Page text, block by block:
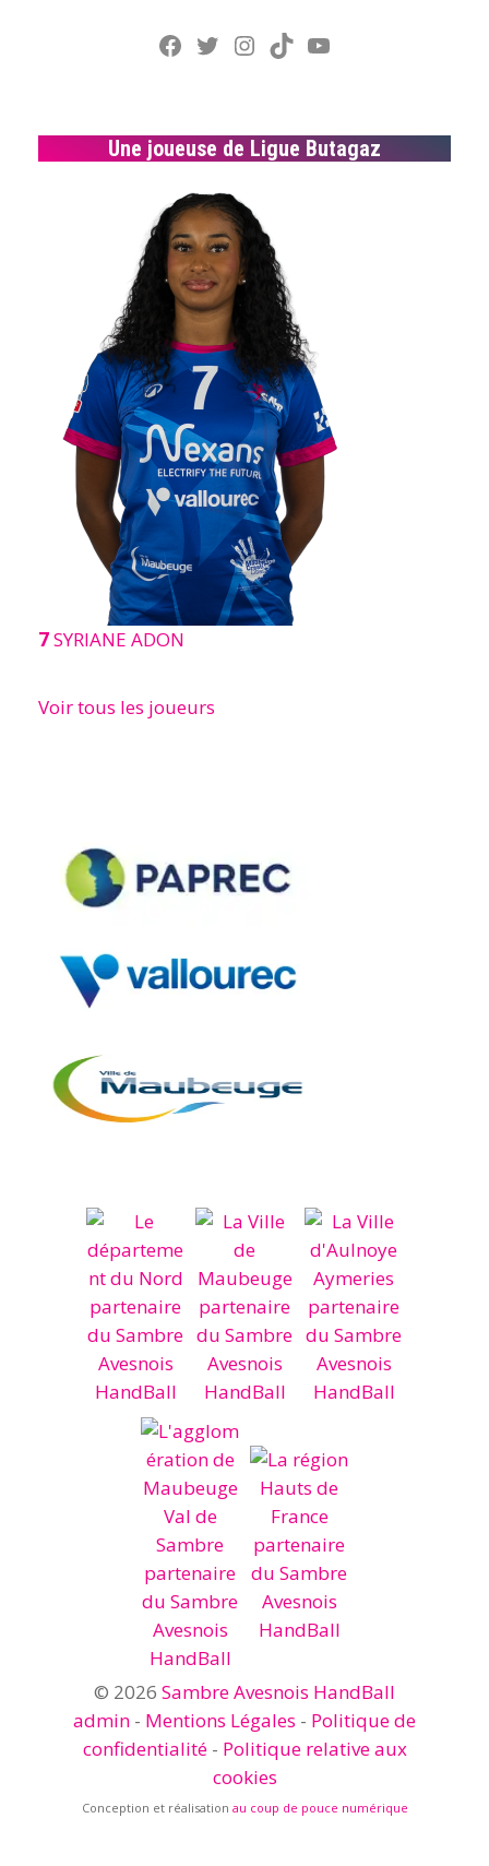
Facebook
Twitter
Instagram
TikTokYouTube
Une joueuse de Ligue Butagaz
7SYRIANE ADON
Voir tous les joueurs
© 2026 Sambre Avesnois HandBall
admin - Mentions Légales - Politique de
confidentialité- Politique relative aux
cookies
Conception et réalisation au coup de pouce numérique